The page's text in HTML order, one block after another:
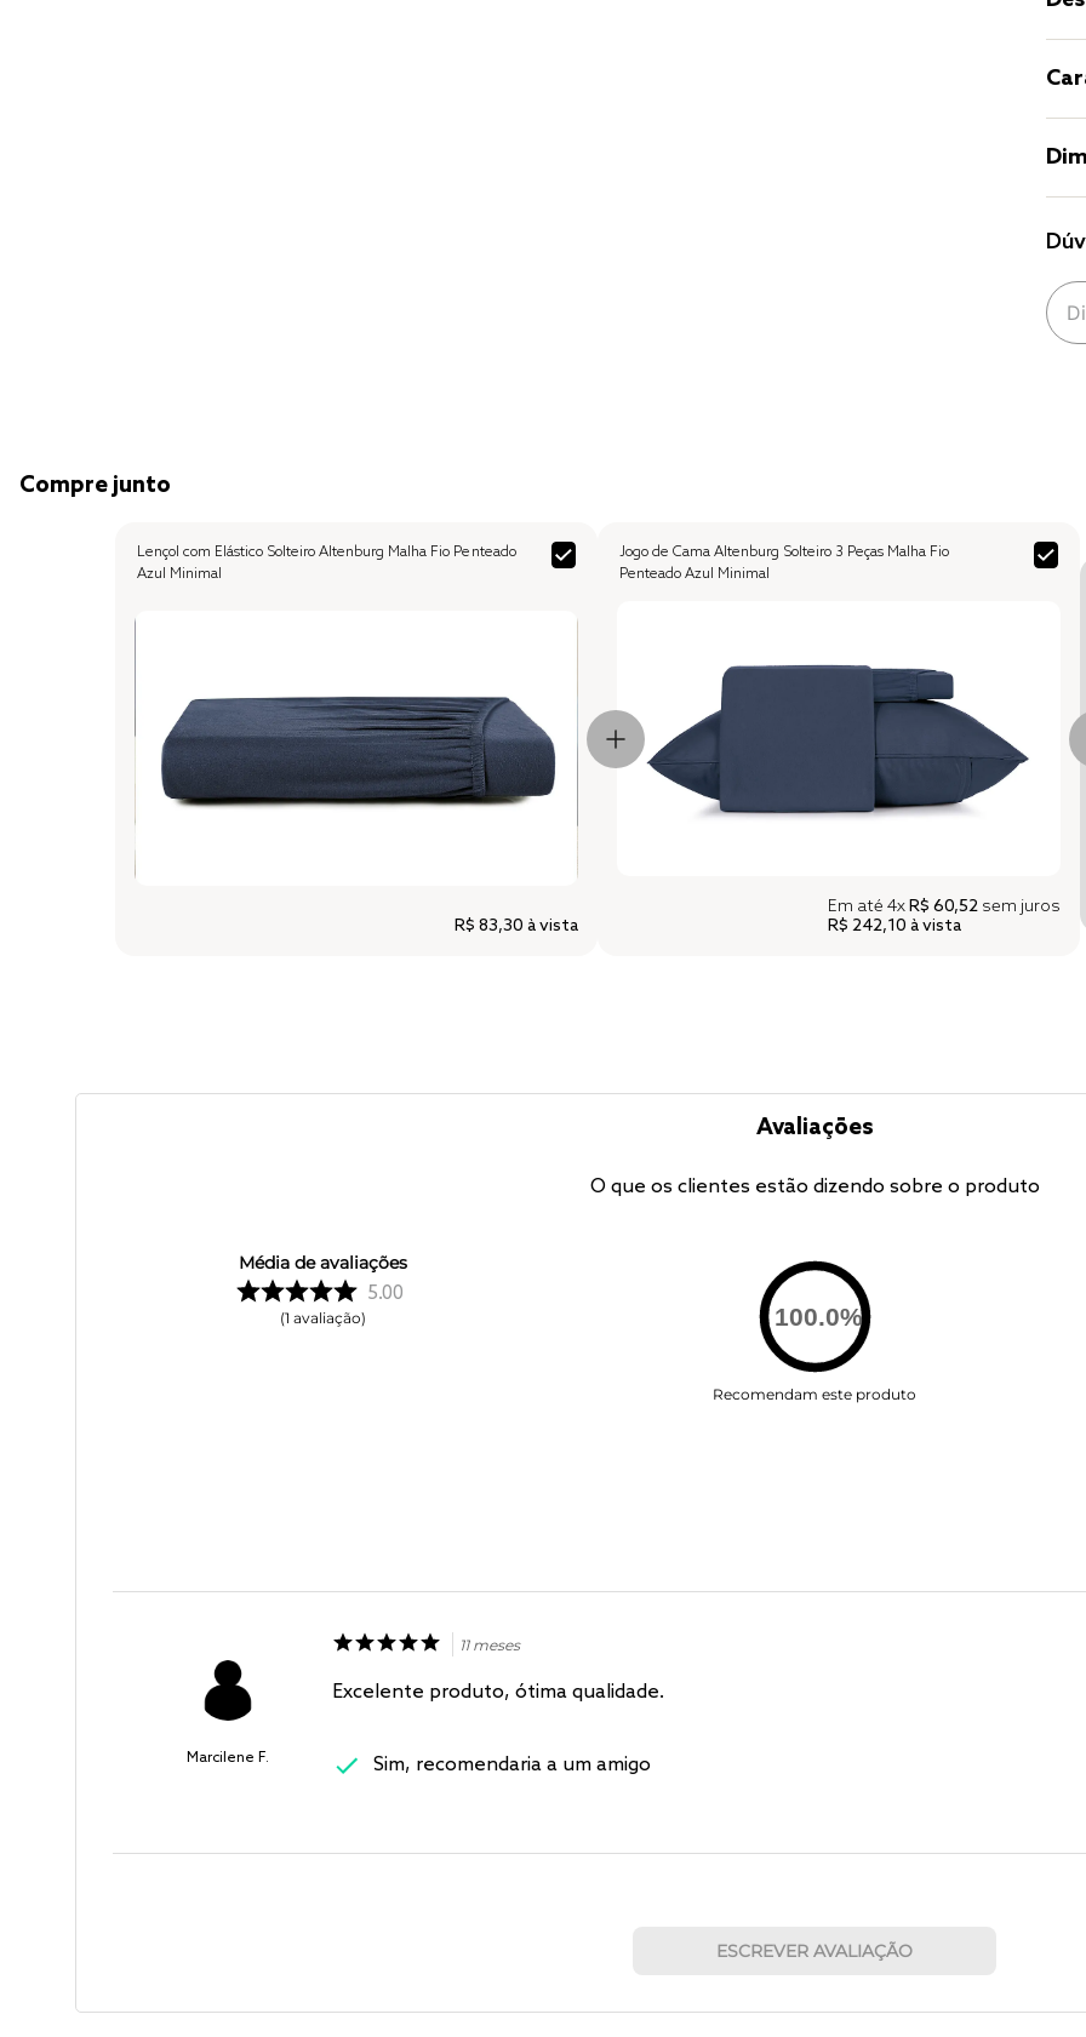
Compre junto
Lençol com Elástico Solteiro Altenburg Malha Fio Penteado
Azul Minimal
R$ 83,30 à vista
Jogo de Cama Altenburg Solteiro 3 Peças Malha Fio
Penteado Azul Minimal
Em até 4xR$ 60,52 sem juros
R$ 242,10 à vista
Avaliações
O que os clientes estão dizendo sobre o produto
Média de avaliações
5.00
1 avaliação 100.0%
Recomendam este produto
Marcilene F.
11 meses
Excelente produto, ótima qualidade.
Sim, recomendaria a um amigo
ESCREVER AVALIAÇÃO